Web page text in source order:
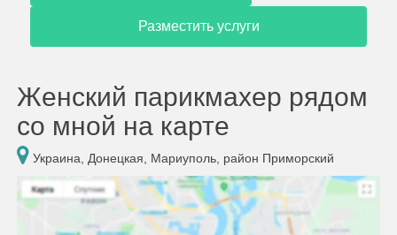
Разместить услуги
Женский парикмахер рядом
со мной на карте
Украина, Донецкая, Мариуполь, район Приморский